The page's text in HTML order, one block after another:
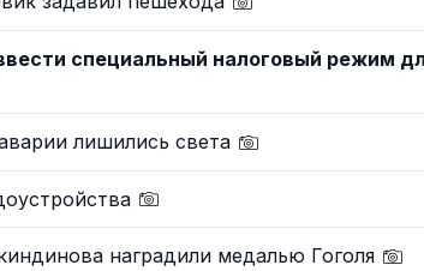
специальный налоговый режим
лишились света
наградили медалью Гоголя